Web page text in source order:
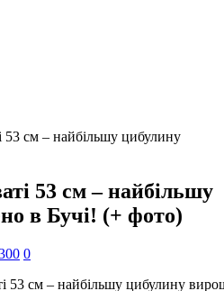
53 см – найбільшу цибулину
53 см – найбільшу
в Бучі! (+ фото)
0